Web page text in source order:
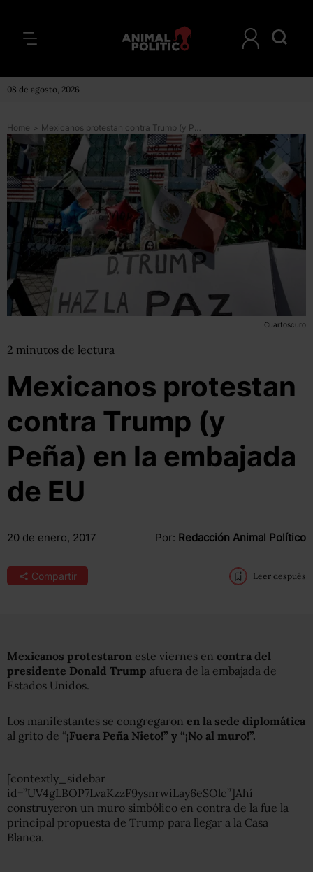
08 de agosto, 2026
Home > Mexicanos protestan contra Trump (y Peña) en la embajada de EU
Cuartoscuro
2 minutos de lectura
Mexicanos protestan
contra Trump (y
Peña) en la embajada
de EU
20 de enero, 2017 Por: Redacción Animal Político
Compartir Leer después
Mexicanos protestaron este viernes en contra del
presidente Donald Trump afuera de la embajada de
Estados Unidos.
Los manifestantes se congregaron en la sede diplomática
al grito de “¡Fuera Peña Nieto!” y “¡No al muro!”.
[contextly_sidebar
id=”UV4gLBOP7LvaKzzF9ysnrwiLay6eSOlc”]Ahí
construyeron un muro simbólico en contra de la fue la
principal propuesta de Trump para llegar a la Casa
Blanca.